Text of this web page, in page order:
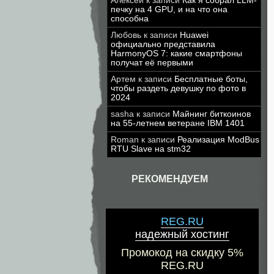
печку на 4 GPU, и на что она
способна
Любовь к записи Huawei
официально представила
HarmonyOS 7: какие смартфоны
получат её первыми
Артем к записи Бесплатные боты,
чтобы раздеть девушку по фото в
2024
sasha к записи Майнинг биткоинов
на 55-летнем ветеране IBM 1401
Roman к записи Реализация ModBus
RTU Slave на stm32
РЕКОМЕНДУЕМ
REG.RU
надежный хостинг
Промокод на скидку 5%
REG.RU